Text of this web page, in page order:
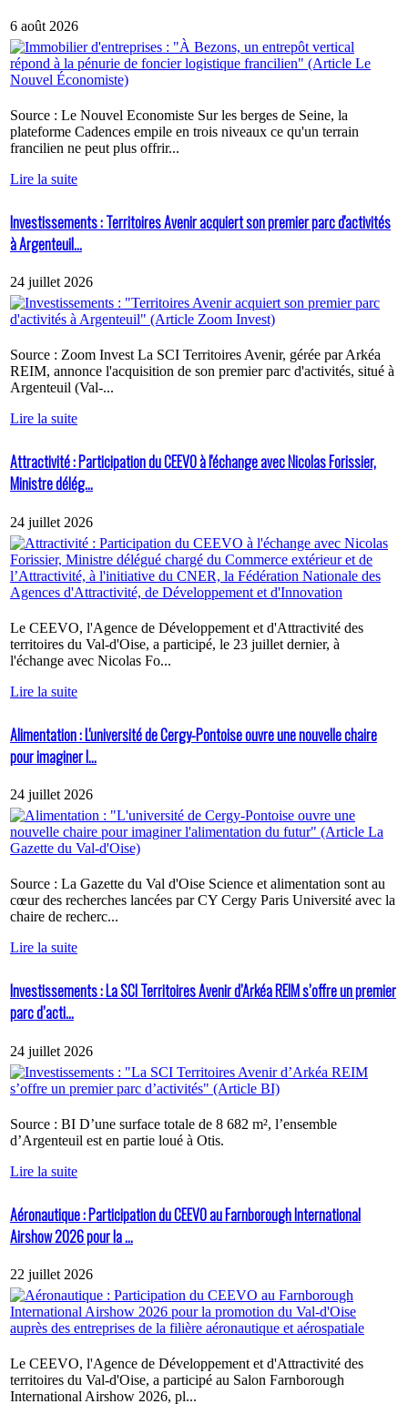
6 août 2026
Source : Le Nouvel Economiste Sur les berges de Seine, la
plateforme Cadences empile en trois niveaux ce qu'un terrain
francilien ne peut plus offrir...
Lire la suite
Investissements : Territoires Avenir acquiert son premier parc d'activités
à Argenteuil...
24 juillet 2026
Source : Zoom Invest La SCI Territoires Avenir, gérée par Arkéa
REIM, annonce l'acquisition de son premier parc d'activités, situé à
Argenteuil (Val-...
Lire la suite
Attractivité : Participation du CEEVO à l'échange avec Nicolas Forissier,
Ministre délég...
24 juillet 2026
Le CEEVO, l'Agence de Développement et d'Attractivité des
territoires du Val-d'Oise, a participé, le 23 juillet dernier, à
l'échange avec Nicolas Fo...
Lire la suite
Alimentation : L'université de Cergy-Pontoise ouvre une nouvelle chaire
pour imaginer l...
24 juillet 2026
Source : La Gazette du Val d'Oise Science et alimentation sont au
cœur des recherches lancées par CY Cergy Paris Université avec la
chaire de recherc...
Lire la suite
Investissements : La SCI Territoires Avenir d’Arkéa REIM s’offre un premier
parc d’acti...
24 juillet 2026
Source : BI D’une surface totale de 8 682 m², l’ensemble
d’Argenteuil est en partie loué à Otis.
Lire la suite
Aéronautique : Participation du CEEVO au Farnborough International
Airshow 2026 pour la ...
22 juillet 2026
Le CEEVO, l'Agence de Développement et d'Attractivité des
territoires du Val-d'Oise, a participé au Salon Farnborough
International Airshow 2026, pl...